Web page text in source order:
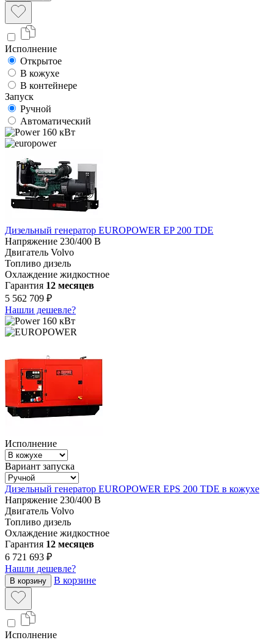
Исполнение
Открытое
В кожухе
В контейнере
Запуск
Ручной
Автоматический
160 кВт
Дизельный генератор EUROPOWER EP 200 TDE
Напряжение 230/400 В
Двигатель Volvo
Топливо дизель
Охлаждение жидкостное
Гарантия 12 месяцев
5 562 709 ₽
Нашли дешевле?
160 кВт
Исполнение
Вариант запуска
Дизельный генератор EUROPOWER EPS 200 TDE в кожухе
Напряжение 230/400 В
Двигатель Volvo
Топливо дизель
Охлаждение жидкостное
Гарантия 12 месяцев
6 721 693 ₽
Нашли дешевле?
В корзину В корзине
Исполнение